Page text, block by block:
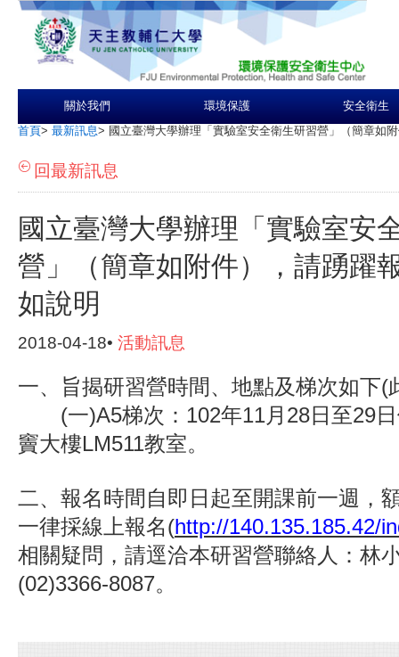
關於我們 環境保護 安全衛生
首頁> 最新訊息> 國立臺灣大學辦理「實驗室安全衛生研習營」（簡章如
回最新訊息
國立臺灣大學辦理「實驗室安
營」（簡章如附件），請踴躍
如說明
2018-04-18• 活動訊息
一、旨揭研習營時間、地點及梯次如下(
(一)A5梯次：102年11月28日至29日
竇大樓LM511教室。
二、報名時間自即日起至開課前一週，
一律採線上報名(http://140.135.185.42/
相關疑問，請逕洽本研習營聯絡人：林
(02)3366-8087。